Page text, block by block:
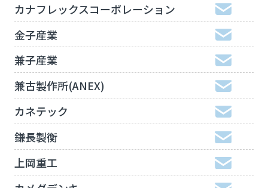
カナフレックスコーポレーション
金子産業
兼子産業
兼古製作所(ANEX)
カネテック
鎌長製衡
上岡重工